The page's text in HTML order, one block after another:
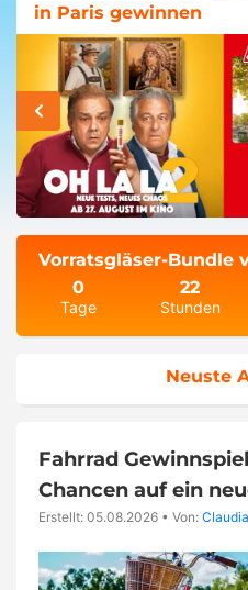
in Paris gewinnen
Vorratsgläser-Bundle
0
Tage
22
Stunden
Neuste
Fahrrad
Chancen auf ein
Erstellt: 05.08.2026 • Von: Claudia